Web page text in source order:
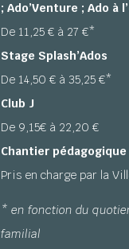
; Ado’Venture ; Ado à
De 11,25 € à 27 €*
Stage Splash’Ados
De 14,50 € à 35,25 €*
Club J
De 9,15€ à 22,20 €
Chantier pédagogique
Pris en charge par la
* en fonction du
familial